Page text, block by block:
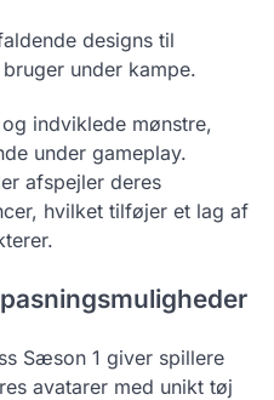
designs til
under kampe.
indviklede mønstre,
under gameplay.
afspejler deres
hvilket tilføjer et lag af
Sæson 1 giver spillere
avatarer med unikt tøj